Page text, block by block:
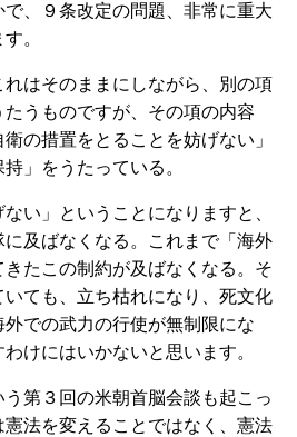
、９条改定の問題、非常に重大
。
はそのままにしながら、別の項
うものですが、その項の内容
の措置をとることを妨げない」
」をうたっている。
い」ということになりますと、
に及ばなくなる。これまで「海外
たこの制約が及ばなくなる。そ
ても、立ち枯れになり、死文化
での武力の行使が無制限にな
けにはいかないと思います。
第３回の米朝首脳会談も起こっ
法を変えることではなく、憲法